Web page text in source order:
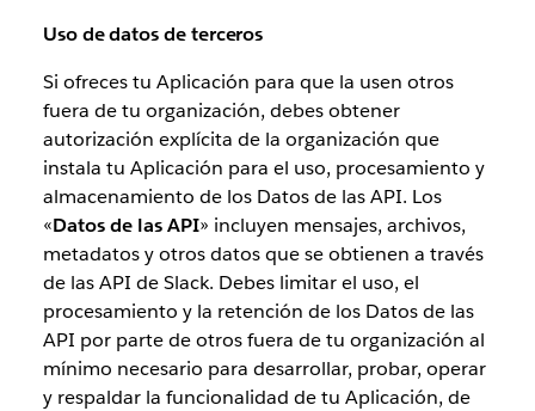
Uso de datos de terceros
Si ofreces tu Aplicación para que la usen otros
fuera de tu organización, debes obtener
autorización explícita de la organización que
instala tu Aplicación para el uso, procesamiento y
almacenamiento de los Datos de las API. Los
«Datos de las API» incluyen mensajes, archivos,
metadatos y otros datos que se obtienen a través
de las API de Slack. Debes limitar el uso, el
procesamiento y la retención de los Datos de las
API por parte de otros fuera de tu organización al
mínimo necesario para desarrollar, probar, operar
y respaldar la funcionalidad de tu Aplicación, de